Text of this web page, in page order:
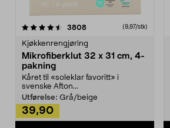
3808anmeldelser(9,97/stk)
Kjøkkenrengjøring
Mikrofiberklut 32 x 31 cm, 4-
pakning
Kåret til «soleklar favoritt» i
svenske Afton...
Utførelse: Grå/beige
39,90
4.5av 5 stjerner